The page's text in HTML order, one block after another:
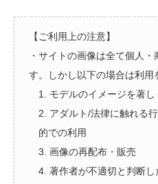
【ご利用上の注意】
・サイトの画像は全て個人
す。しかし以下の場合は利用
1. モデルのイメージを著
2. アダルト/法律に触れる
的での利用
3. 画像の再配布・販売
4. 著作者が不適切と判断し